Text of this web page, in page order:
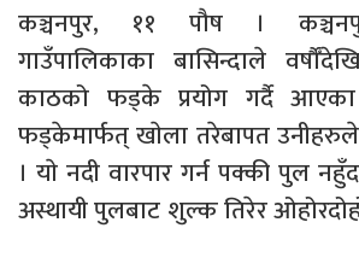
कञ्चनपुर, ११ पौष ।
गाउँपालिकाका बासिन्दाले
काठको फड्के प्रयोग गर्दै
फड्केमार्फत् खाेला तरेबापत
। याे नदी वारपार गर्न पक्की पुल
अस्थायी पुलबाट शुल्क तिरेर